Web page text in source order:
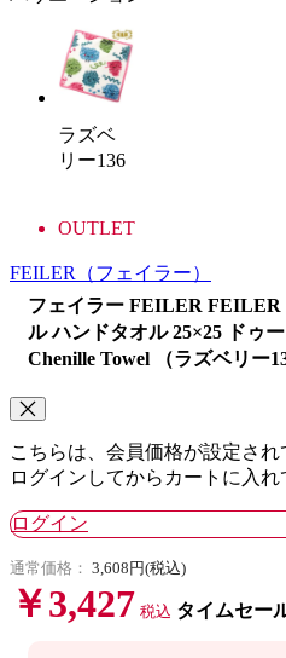
ラズベ
リー136
OUTLET
FEILER
（フェイラー）
フェイラー FEILER FEILER
ル ハンドタオル 25×25 ドゥ
Chenille Towel （ラズベリー
こちらは、会員価格が設定され
ログインしてからカートに入れ
ログイン
通常価格： 3,608円(税込)
￥3,427 税込 タイムセー